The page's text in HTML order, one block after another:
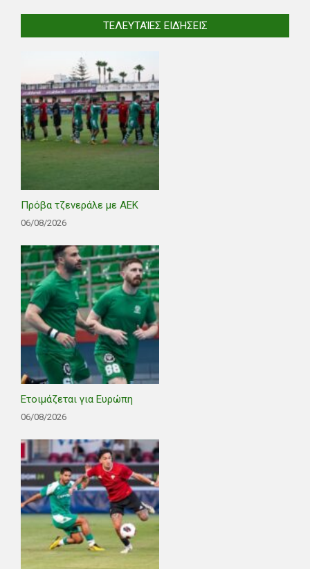
ΤΕΛΕΥΤΑΊΕΣ ΕΙΔΉΣΕΙΣ
Πρόβα τζενεράλε με ΑΕΚ
06/08/2026
Ετοιμάζεται για Ευρώπη
06/08/2026